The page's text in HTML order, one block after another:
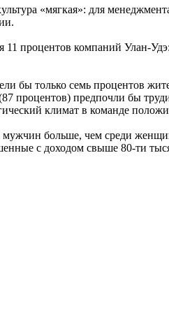
«мягкая»: для
процентов компаний Улан-
бы только семь процентов
процентов) предпочли бы
климат в команде
больше, чем среди
с доходом свыше 80-ти